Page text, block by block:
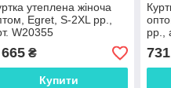
утеплена жіноча
Egret, S-2XL рр.,
W20355
₴
Купити
рр.,
731